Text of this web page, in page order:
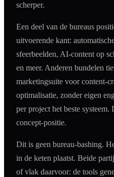
scherper.
Een deel van de bureaus
uitvoerende kant:
sfeerbeelden, AI-content op
en meer. Anderen bundelen
marketingsuite voor content-
optimalisatie, zonder eigen
per project het beste systeem.
concept-positie.
Dit is geen bureau-bashing.
in de keten plaatst. Beide
of vlak daarvoor: de tools